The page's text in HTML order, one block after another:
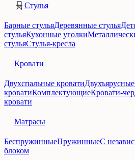
Стулья
Барные стульяДеревянные стулья
стульяКухонные уголки
стульяСтулья-кресла
Кровати
Двухспальные кровати
кроватиКомплектующиеКровати-
кровати
Матрасы
БеспружинныеПружинныеС
блоком